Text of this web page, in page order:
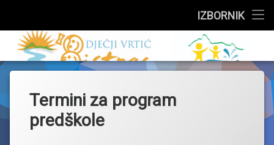
IZBORNIK
Upisi
Događanja
Skupine
Za roditelje
Preskoči
sadržaj
Dječji vrtić
Termini za program
predškole